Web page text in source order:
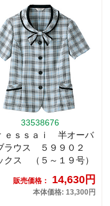
33538676
ｅｓｓａｉ 半オーバ
ラウス ５９９０２
クス （５～１９号）
販売価格： 14,630円
本体価格: 13,300円